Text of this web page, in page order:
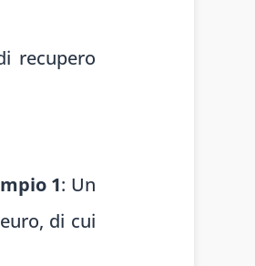
recupero
1: Un
di cui